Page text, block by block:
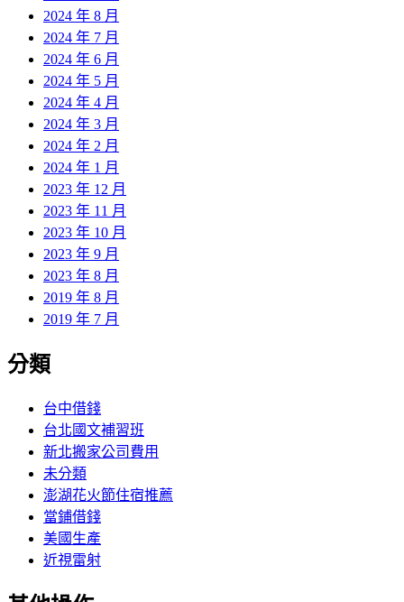
2024 年 8 月
2024 年 7 月
2024 年 6 月
2024 年 5 月
2024 年 4 月
2024 年 3 月
2024 年 2 月
2024 年 1 月
2023 年 12 月
2023 年 11 月
2023 年 10 月
2023 年 9 月
2023 年 8 月
2019 年 8 月
2019 年 7 月
分類
台中借錢
台北國文補習班
新北搬家公司費用
未分類
澎湖花火節住宿推薦
當鋪借錢
美國生產
近視雷射